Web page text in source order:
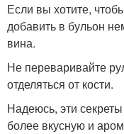
Если вы хотите,
добавить в бульон
вина.
Не переваривайте
отделяться от кости.
Надеюсь, эти
более вкусную и